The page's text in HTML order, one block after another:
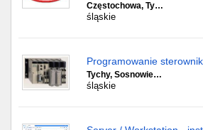
Częstochowa, Ty…
śląskie
Programowanie
Tychy, Sosnowie…
śląskie